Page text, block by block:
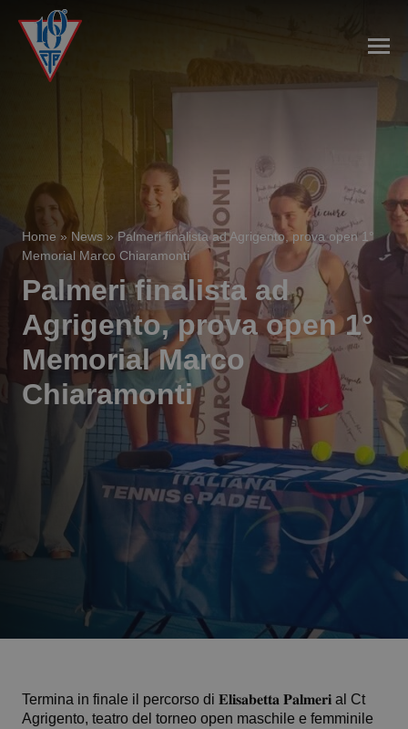
Home » News »Palmeri finalista ad Agrigento, prova open 1°
Memorial Marco Chiaramonti
Palmeri finalista ad
Agrigento, prova open 1°
Memorial Marco
Chiaramonti
Termina in finale il percorso di 𝐄𝐥𝐢𝐬𝐚𝐛𝐞𝐭𝐭𝐚 𝐏𝐚𝐥𝐦𝐞𝐫𝐢 al Ct
Agrigento, teatro del torneo open maschile e femminile